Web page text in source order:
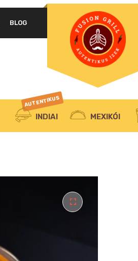
BLOG
INDIAI
AUTENTIKUS
MEXIKÓI